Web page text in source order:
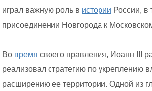
играл важную роль в истории России, в
присоединении Новгорода к
Во время своего правления, Иоанн III
реализовал стратегию по укреплению
расширению ее территории. Одной из